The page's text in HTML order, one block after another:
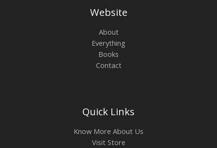
Website
About
Everything
Books
Contact
Quick Links
Know More About Us
Visit Store